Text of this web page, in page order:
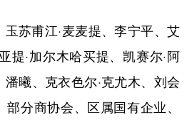
苏甫江·麦麦提、李宁平、艾
提·加尔木哈买提、凯赛尔·阿
曦、克衣色尔·克尤木、刘会
分商协会、区属国有企业、